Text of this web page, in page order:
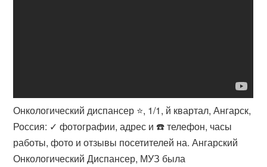
Онкологический диспансер ⭐, 1/1, й квартал, Ангарск,
Россия: ✓ фотографии, адрес и ☎️ телефон, часы
работы, фото и отзывы посетителей на. Ангарский
Онкологический Диспансер, МУЗ была